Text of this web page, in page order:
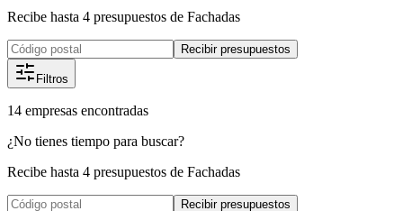
Recibe hasta 4 presupuestos de Fachadas
Recibir presupuestos
Filtros
14 empresas encontradas
¿No tienes tiempo para buscar?
Recibe hasta 4 presupuestos de Fachadas
Recibir presupuestos